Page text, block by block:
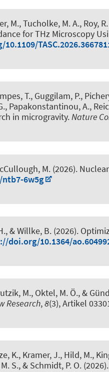
M., Tucholke, M. A., Roy,
for THz Microscopy
T., Guggilam, P.,
Papakonstantinou, A.,
in microgravity.Nature
M. (2026).
6w5g
& Willke, B. (2026).
doi.org/10.1364/
M., Oktel, M. Ö., &
Research,8(3), Artikel
K., Kramer, J., Hild, M.,
S., & Schmidt, P. O. (2026).